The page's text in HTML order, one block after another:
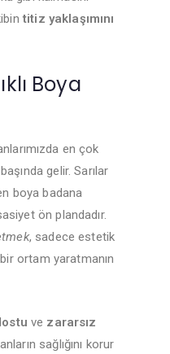
titiz yaklaşımını
Boya
en çok
gelir. Sarılar
boya badana
ön plandadır.
, sadece estetik
ortam yaratmanın
ve zararsız
sağlığını korur